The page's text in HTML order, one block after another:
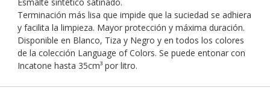
Terminación más lisa que impide que la suciedad se adhiera
y facilita la limpieza. Mayor protección y máxima duración.
Disponible en Blanco, Tiza y Negro y en todos los colores
de la colección Language of Colors. Se puede entonar con
Incatone hasta 35cm³ por litro.